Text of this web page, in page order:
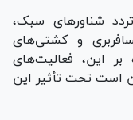
شناور‌های سبک،
و کشتی‌های
این، فعالیت‌های
است تحت تأثیر این